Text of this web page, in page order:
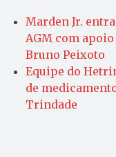
Marden Jr.
AGM com apoio
Bruno Peixoto
Equipe do
de
Trindade